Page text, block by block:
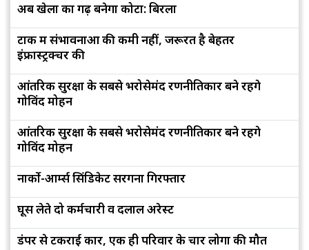
अब खेलों का गढ़ बनेगा कोटा: बिरला
टोंक में संभावनाओं की कमी नहीं, जरूरत है बेहतर
इंफ्रास्ट्रक्चर की
आंतरिक सुरक्षा के सबसे भरोसेमंद रणनीतिकार बने रहेंगे
गोविंद मोहन
आंतरिक सुरक्षा के सबसे भरोसेमंद रणनीतिकार बने रहेंगे
गोविंद मोहन
नार्को-आर्म्स सिंडिकेट सरगना गिरफ्तार
घूस लेते दो कर्मचारी व दलाल अरेस्ट
डंपर से टकराई कार, एक ही परिवार के चार लोगों की मौत